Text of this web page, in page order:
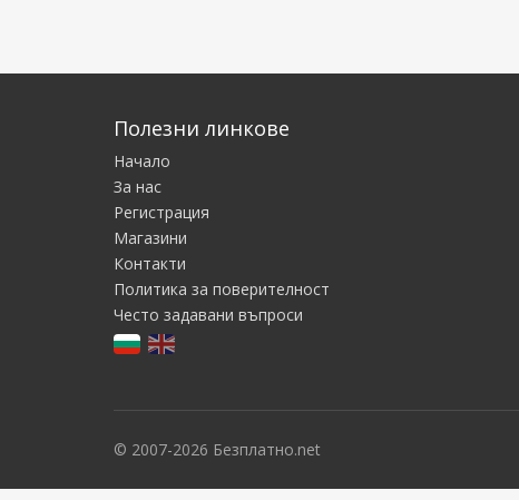
Полезни линкове
Начало
За нас
Регистрация
Магазини
Контакти
Политика за поверителност
Често задавани въпроси
© 2007-2026 Безплатно.net